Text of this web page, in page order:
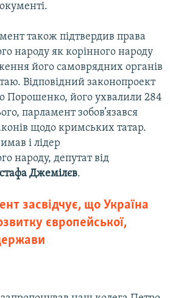
також підтвердив права
народу як корінного народу
його самоврядних органів
Відповідний законопроект
Порошенко, його ухвалили 284
парламент зобов’язався
щодо кримських татар.
і лідер
народу, депутат від
Джемілєв.
засвідчує, що Україна
європейської,